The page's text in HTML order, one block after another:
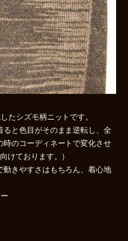
たシズモ柄ニットです。
と色目がそのまま逆転し、全
時のコーディネートで変化させ
けております。）
動きやすさはもちろん、着心地